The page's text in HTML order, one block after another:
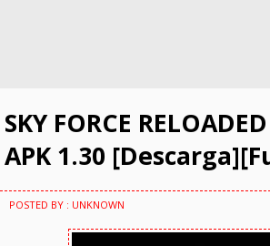
SKY FORCE
APK 1.30
POSTED BY : UNKNOWN